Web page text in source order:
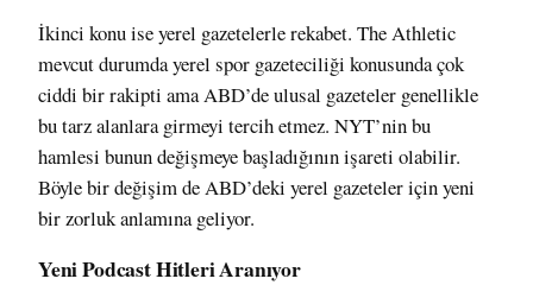
İkinci konu iseyerel gazetelerle rekabet. The Athletic
mevcut durumda yerel spor gazeteciliği konusunda çok
ciddi bir rakipti ama ABD’de ulusal gazeteler genellikle
bu tarz alanlara girmeyi tercih etmez. NYT’nin bu
hamlesi bunun değişmeye başladığının işareti olabilir.
Böyle bir değişim de ABD’deki yerel gazeteler içinyeni
bir zorlukanlamına geliyor.
Yeni Podcast Hitleri Aranıyor